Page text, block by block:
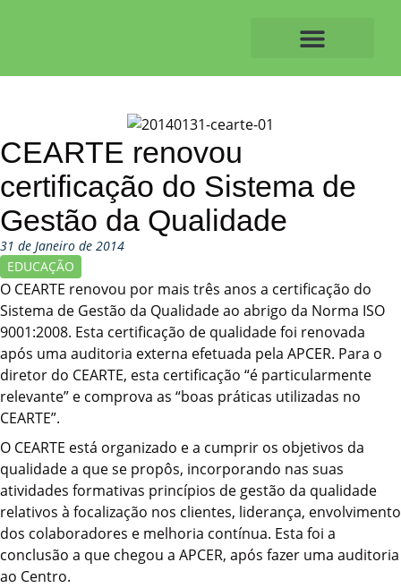
CEARTE renovou
certificação do Sistema de
Gestão da Qualidade
31 de Janeiro de 2014
EDUCAÇÃO
O CEARTE renovou por mais três anos a certificação do
Sistema de Gestão da Qualidade ao abrigo da Norma ISO
9001:2008. Esta certificação de qualidade foi renovada
após uma auditoria externa efetuada pela APCER. Para o
diretor do CEARTE, esta certificação “é particularmente
relevante” e comprova as “boas práticas utilizadas no
CEARTE”.
O CEARTE está organizado e a cumprir os objetivos da
qualidade a que se propôs, incorporando nas suas
atividades formativas princípios de gestão da qualidade
relativos à focalização nos clientes, liderança, envolvimento
dos colaboradores e melhoria contínua. Esta foi a
conclusão a que chegou a APCER, após fazer uma auditoria
ao Centro.